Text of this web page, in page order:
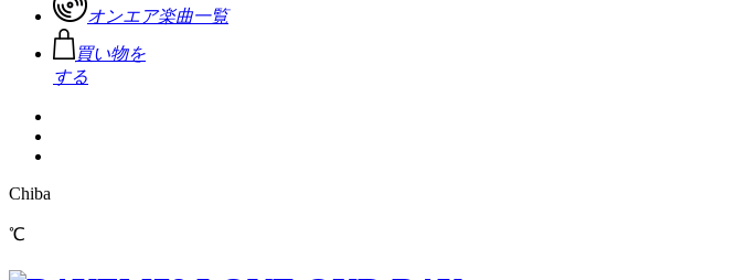
オンエア楽曲一覧
買い物を
する
Chiba
℃